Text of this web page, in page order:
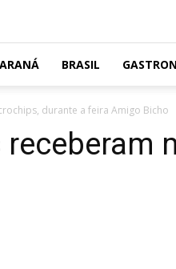
BRASIL
durante a feira Amigo Bicho